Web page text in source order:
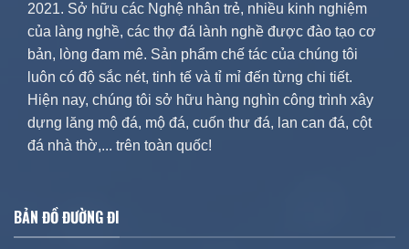
2021. Sở hữu các Nghệ nhân trẻ, nhiều kinh nghiệm
của làng nghề, các thợ đá lành nghề được đào tạo cơ
bản, lòng đam mê. Sản phẩm chế tác của chúng tôi
luôn có độ sắc nét, tinh tế và tỉ mỉ đến từng chi tiết.
Hiện nay, chúng tôi sở hữu hàng nghìn công trình xây
dựng lăng mộ đá, mộ đá, cuốn thư đá, lan can đá, cột
đá nhà thờ,... trên toàn quốc!
BẢN ĐỒ ĐƯỜNG ĐI